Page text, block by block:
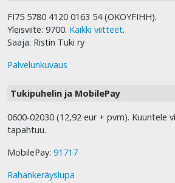
FI75 5780 4120 0163 54 (OKOYFIHH).
Yleisviite: 9700. Kaikki viitteet.
Saaja: Ristin Tuki ry
Palvelunkuvaus
Tukipuhelin ja MobilePay
0600-02030 (12,92 eur + pvm). Kuuntele
tapahtuu.
MobilePay: 91717
Rahankeräyslupa